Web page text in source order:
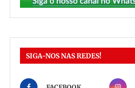
SIGA-NOS NAS REDES!